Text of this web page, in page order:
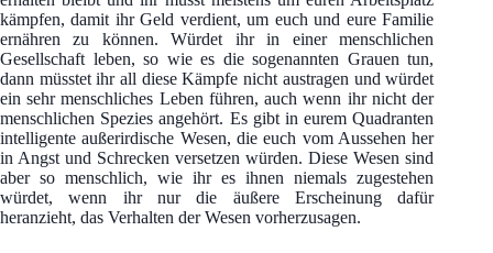
kämpfen, damit ihr Geld verdient, um euch und eure Familie
ernähren zu können. Würdet ihr in einer menschlichen
Gesellschaft leben, so wie es die sogenannten Grauen tun,
dann müsstet ihr all diese Kämpfe nicht austragen und würdet
ein sehr menschliches Leben führen, auch wenn ihr nicht der
menschlichen Spezies angehört. Es gibt in eurem Quadranten
intelligente außerirdische Wesen, die euch vom Aussehen her
in Angst und Schrecken versetzen würden. Diese Wesen sind
aber so menschlich, wie ihr es ihnen niemals zugestehen
würdet, wenn ihr nur die äußere Erscheinung dafür
heranzieht, das Verhalten der Wesen vorherzusagen.